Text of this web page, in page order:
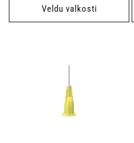
Veldu valkosti